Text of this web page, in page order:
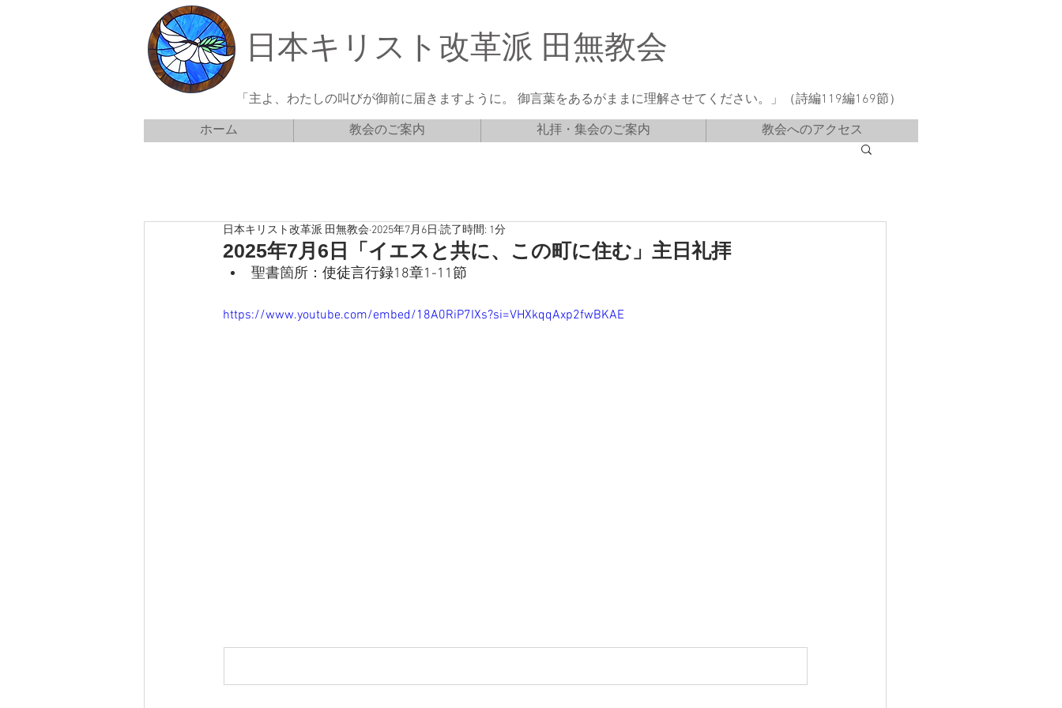
日本キリスト改革派 田無教会
「主よ、わたしの叫びが御前に届きますように。 御言葉をあるがままに理解させてください。」（詩編119編169節）
ホーム
教会のご案内 礼拝・集会のご案内 教会へのアクセス
2025年7月6日「イエスと共に、この町に住む」主日礼拝
日本キリスト改革派 田無教会 2025年7月6日 読了時間: 1分
聖書箇所： 使徒言行録18章1-11節
https://www.youtube.com/embed/18A0RiP7IXs?si=VHXkqqAxp2fwBKAE